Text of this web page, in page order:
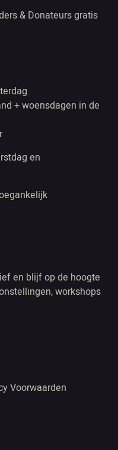
& Donateurs gratis
+ woensdagen in de
en
en blijf op de hoogte
workshops
Voorwaarden